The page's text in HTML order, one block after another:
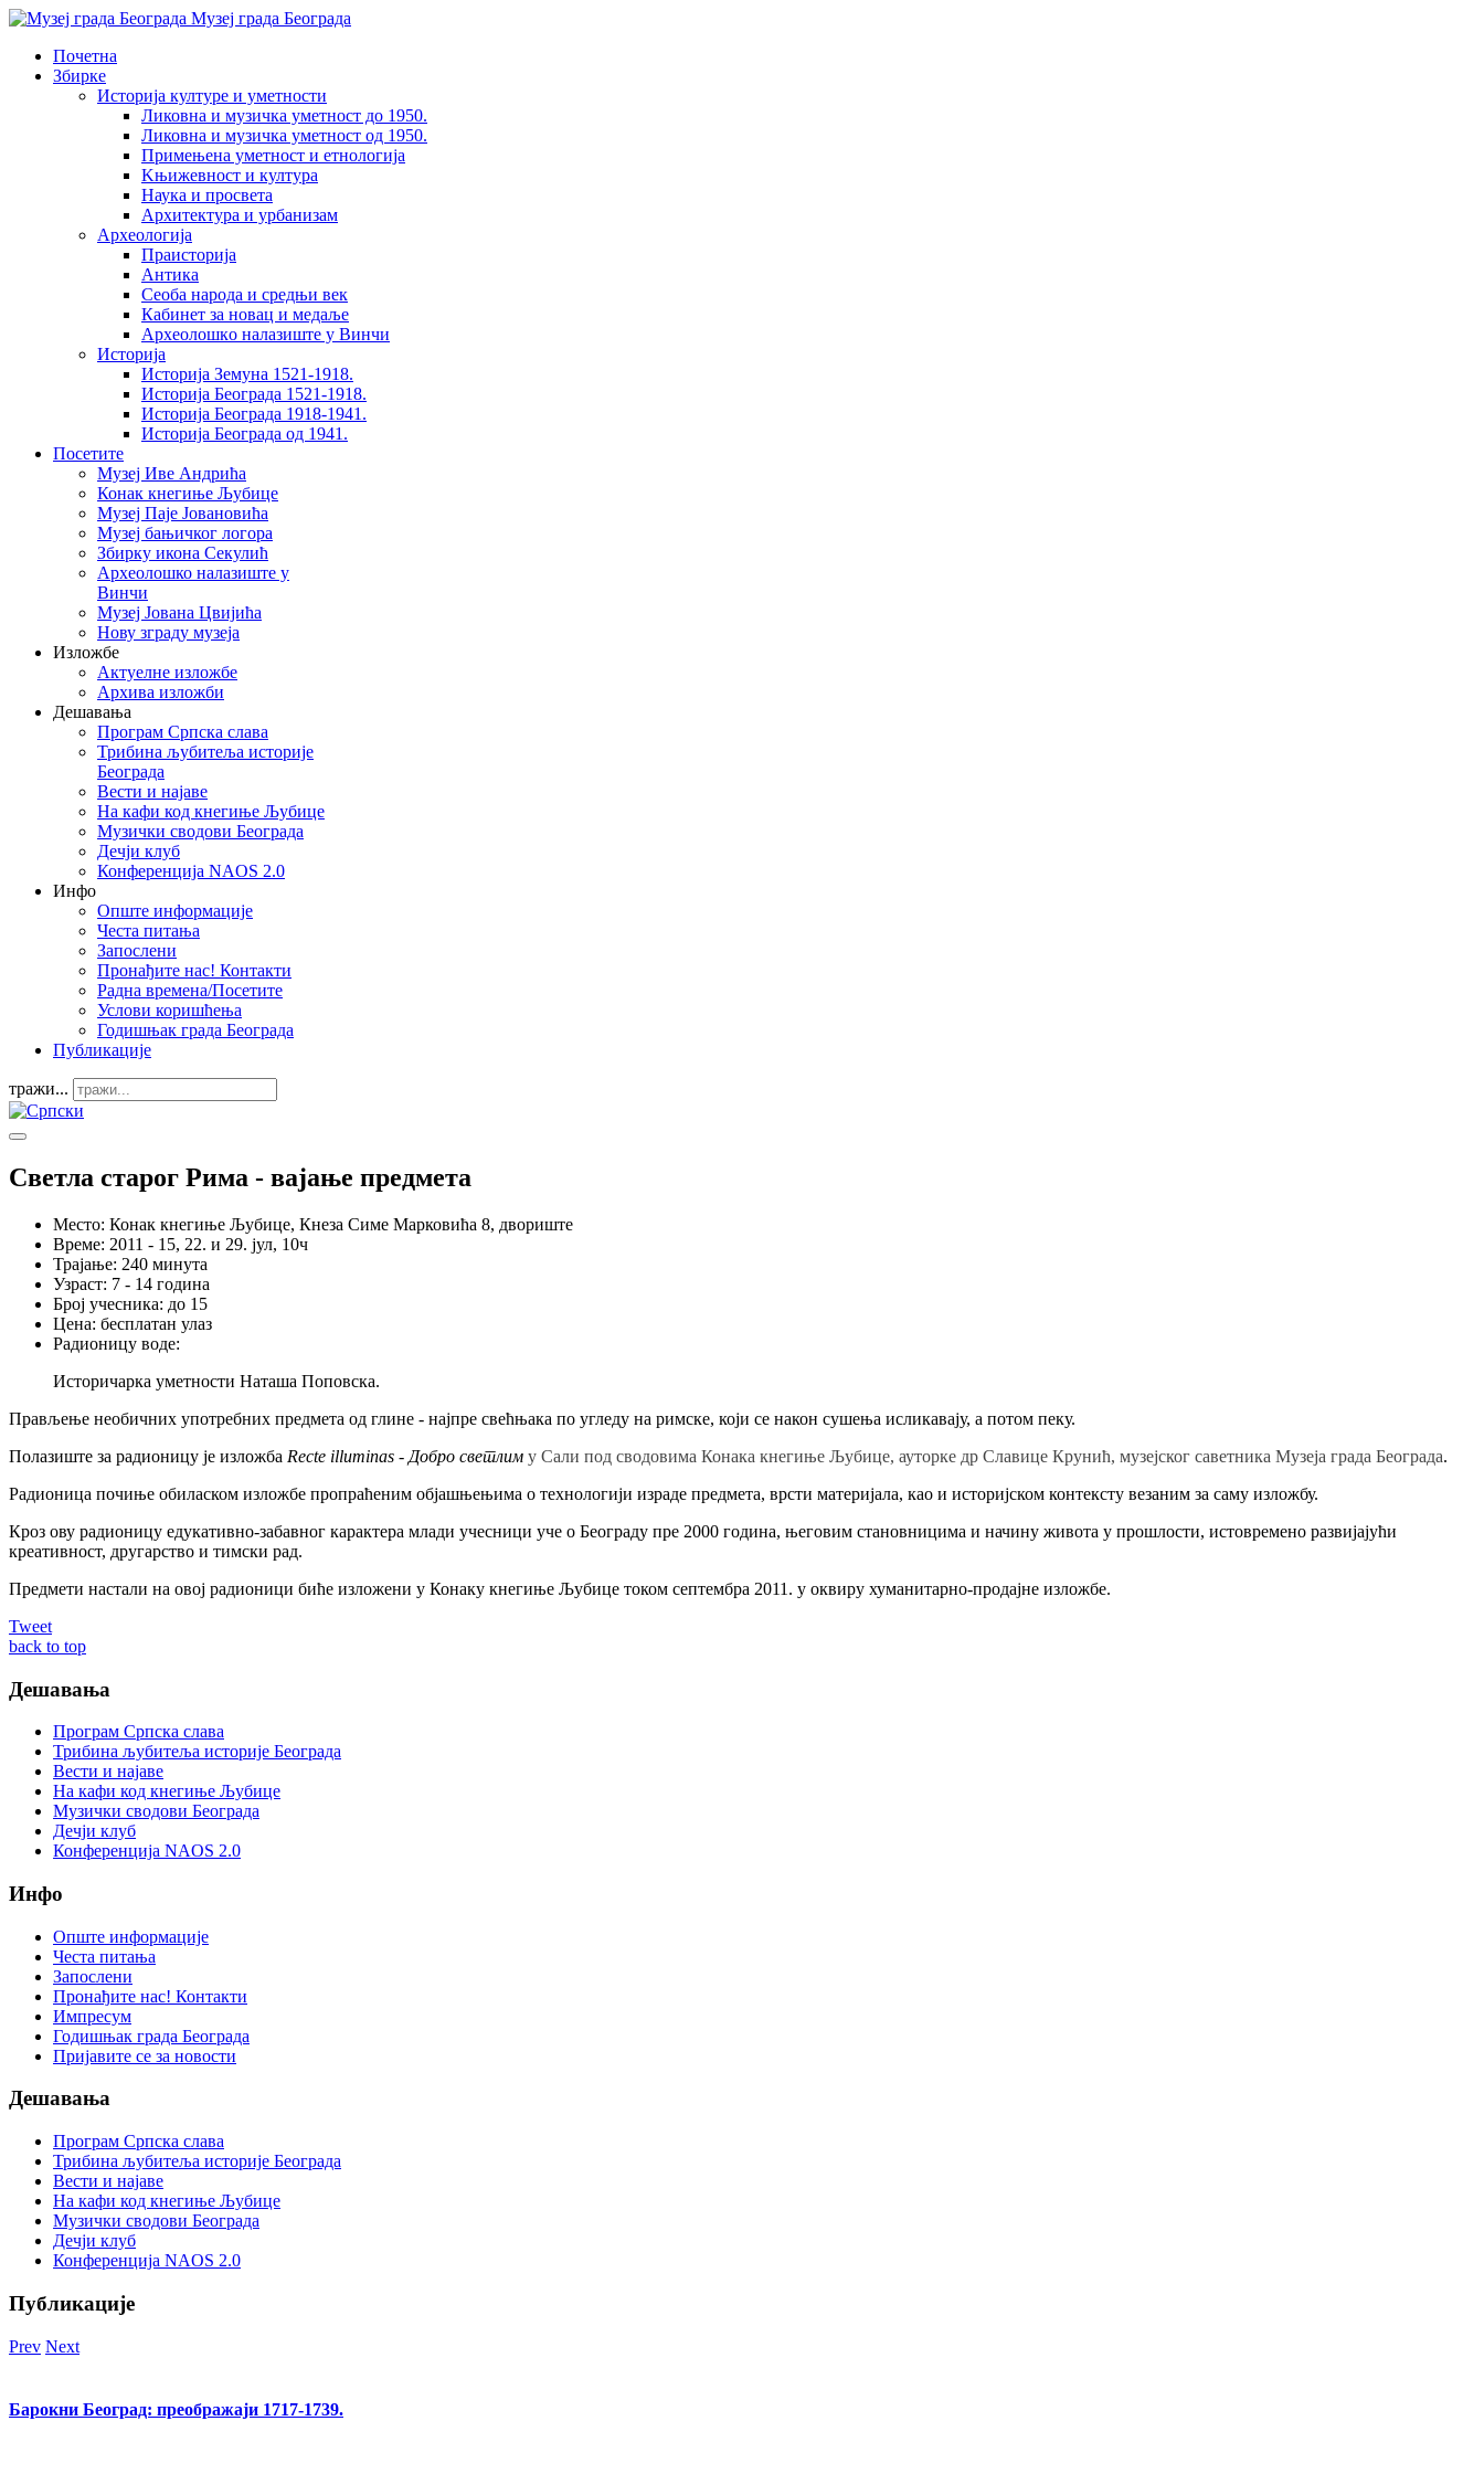
Музеј града Београда
Почетна
Збирке
Историја културе и уметности
Ликовна и музичка уметност до 1950.
Ликовна и музичка уметност од 1950.
Примењена уметност и етнологија
Kњижевност и културa
Наука и просвета
Архитектура и урбанизам
Aрхеологија
Праисторија
Антика
Сеоба народа и средњи век
Кабинет за новац и медаље
Археолошкo налазиште у Винчи
Историја
Историја Земуна 1521-1918.
Историја Београда 1521-1918.
Историја Београда 1918-1941.
Историја Београда од 1941.
Посетите
Музеј Иве Андрића
Конак кнегиње Љубице
Музеј Паје Јовановића
Музеј бањичког логора
Збирку икона Секулић
Археолошко налазиште у
Винчи
Музеј Јована Цвијића
Нову зграду музеја
Изложбе
Актуелне изложбе
Архива изложби
Дешавања
Програм Српска слава
Трибина љубитеља историје
Београда
Beсти и најаве
На кафи код кнегиње Љубице
Музички сводови Београда
Дечји клуб
Конференција NAOS 2.0
Инфо
Опште информације
Честа питања
Запослени
Пронађите нас! Контакти
Радна времена/Посетите
Услови коришћења
Годишњак града Београда
Публикације
тражи...
Светла старог Рима - вајање предмета
Место: Конак кнегиње Љубице, Кнеза Симе Марковића 8, двориште
Време: 2011 - 15, 22. и 29. јул, 10ч
Трајање: 240 минута
Узраст: 7 - 14 година
Број учесника: до 15
Цена: бесплатан улаз
Радионицу воде:
Историчарка уметности Наташа Поповска.
Прављење необичних употребних предметa од глине - најпре свећњакa по угледу на римске, који се након сушења исликавају, а потом пеку.
Полазиште за радионицу је изложба Recte illuminas - Добро светлим у Сали под сводовима Конака кнегиње Љубице, ауторке др Славице Крунић, музејског саветника Музеја града Београда.
Радионица почиње обиласком изложбе пропраћеним објашњењима о технологији израде предмета, врсти материјала, као и историјском контексту везаним за саму изложбу.
Кроз ову радионицу едукативно-забавног карактера млади учесници уче о Београду пре 2000 година, његовим становницима и начину живота у прошлости, истовремено развијајући
креативност, другарство и тимски рад.
Предмети настали на овој радионици биће изложени у Конаку кнегиње Љубице током септембра 2011. у оквиру хуманитарно-продајне изложбе.
Tweet
back to top
Дешавања
Програм Српска слава
Трибина љубитеља историје Београда
Beсти и најаве
На кафи код кнегиње Љубице
Музички сводови Београда
Дечји клуб
Конференција NAOS 2.0
Инфо
Опште информације
Честа питања
Запослени
Пронађите нас! Контакти
Импресум
Годишњак града Београда
Пријавите се за новости
Дешавања
Програм Српска слава
Трибина љубитеља историје Београда
Beсти и најаве
На кафи код кнегиње Љубице
Музички сводови Београда
Дечји клуб
Конференција NAOS 2.0
Публикације
Prev Next
Барокни Београд: преображаји 1717-1739.